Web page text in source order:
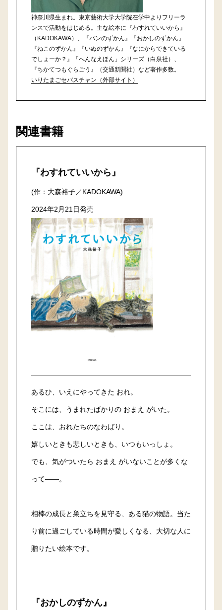
神奈川県生まれ。東京藝術大学大学院在学中よりフリーラ
ンスで活動をはじめる。主な絵本に『わすれていいから』
（KADOKAWA）、『パンのずかん』『おかしのずかん』
『ねこのずかん』『いぬのずかん』『なにからできている
でしょーか？』「へんなえほん」シリーズ（白泉社）、
『ちかてつもぐらごう』（交通新聞社）など著作多数。
いりたまごセバスチャン（外部サイト）
関連書籍
『わすれていいから』
(作：大森裕子／KADOKAWA)
2024年2月21日発売
あるひ、いえにやってきた おれ。
そこには、うまれたばかりの おまえ がいた。
ここは、おれたちのなわばり。
嬉しいときも悲しいときも、いつもいっしょ。
でも、気がついたら おまえ がいないことが多くな
って――。
相棒の成長と巣立ちを見守る、ある猫の物語。当た
り前に過ごしている時間が愛しくなる、大切な人に
贈りたい絵本です。
『おかしのずかん』